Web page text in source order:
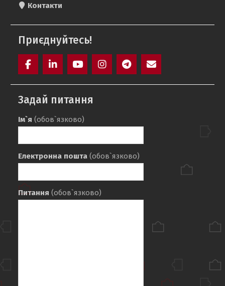
Контакти
Приєднуйтесь!
Задай питання
Ім`я (обов`язково)
Електронна пошта (обов`язково)
Питання (обов`язково)